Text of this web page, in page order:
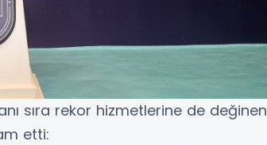
sıra rekor hizmetlerine de değinen
etti: